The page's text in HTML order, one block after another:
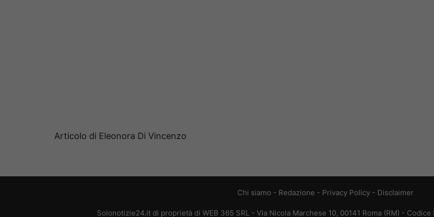
Articolo di Eleonora Di Vincenzo
Chi siamo - Redazione - Privacy Policy - Disclaimer
Solonotizie24.it di proprietà di WEB 365 SRL - Via Nicola Marchese 10, 00141 Roma (RM) - Codice